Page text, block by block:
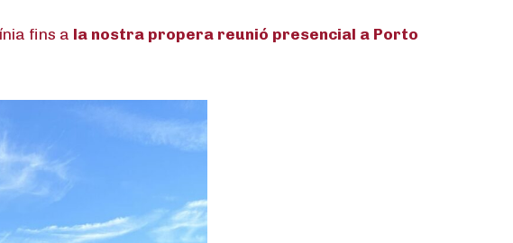
fins a la nostra propera reunió presencial a Porto